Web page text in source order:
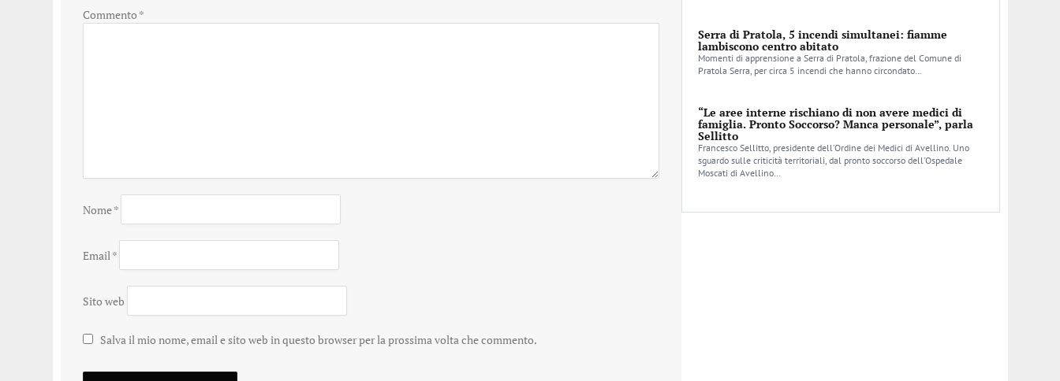
Commento *
Nome*
Email *
Sito web
Salva il mio nome, email e sito web in questo browser per la prossima volta che commento.
Serra di Pratola, 5 incendi simultanei: fiamme
lambiscono centro abitato
Momenti di apprensione a Serra di Pratola, frazione del Comune di
Pratola Serra, per circa 5 incendi che hanno circondato…
“Le aree interne rischiano di non avere medici di
famiglia. Pronto Soccorso? Manca personale”, parla
Sellitto
Francesco Sellitto, presidente dell’Ordine dei Medici di Avellino. Uno
sguardo sulle criticità territoriali, dal pronto soccorso dell’Ospedale
Moscati di Avellino…